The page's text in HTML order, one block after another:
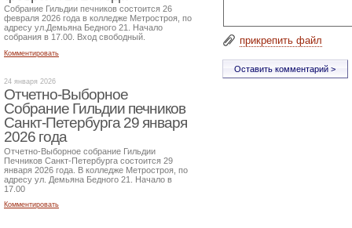
прикрепить файл
Собрание Гильдии печников состоится 26
февраля 2026 года в колледже Метростроя, по
адресу ул.Демьяна Бедного 21. Начало
собрания в 17.00. Вход свободный.
Комментировать
24 января 2026
Отчетно-Выборное
Собрание Гильдии печников
Санкт-Петербурга 29 января
2026 года
Отчетно-Выборное собрание Гильдии
Печников Санкт-Петербурга состоится 29
января 2026 года. В колледже Метростроя, по
адресу ул. Демьяна Бедного 21. Начало в
17.00
Комментировать